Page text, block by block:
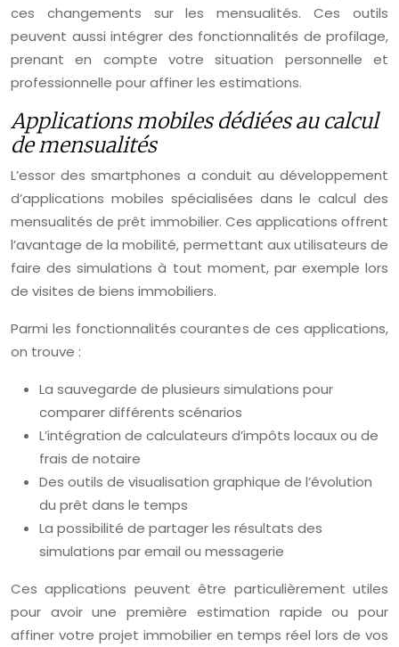
ces changements sur les mensualités. Ces outils
peuvent aussi intégrer des fonctionnalités de profilage,
prenant en compte votre situation personnelle et
professionnelle pour affiner les estimations.
Applications mobiles dédiées au calcul
de mensualités
L’essor des smartphones a conduit au développement
d’applications mobiles spécialisées dans le calcul des
mensualités de prêt immobilier. Ces applications offrent
l’avantage de la mobilité, permettant aux utilisateurs de
faire des simulations à tout moment, par exemple lors
de visites de biens immobiliers.
Parmi les fonctionnalités courantes de ces applications,
on trouve :
La sauvegarde de plusieurs simulations pour
comparer différents scénarios
L’intégration de calculateurs d’impôts locaux ou de
frais de notaire
Des outils de visualisation graphique de l’évolution
du prêt dans le temps
La possibilité de partager les résultats des
simulations par email ou messagerie
Ces applications peuvent être particulièrement utiles
pour avoir une première estimation rapide ou pour
affiner votre projet immobilier en temps réel lors de vos